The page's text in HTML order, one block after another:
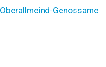
Oberallmeind-Genossame